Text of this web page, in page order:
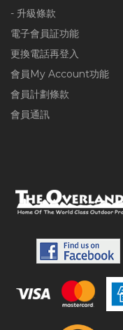
- 升級條款
電子會員証功能
更換電話再登入
會員My Account功能
會員計劃條款
會員通訊